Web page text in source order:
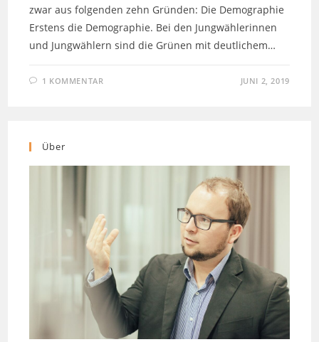
zwar aus folgenden zehn Gründen: Die Demographie
Erstens die Demographie. Bei den Jungwählerinnen
und Jungwählern sind die Grünen mit deutlichem…
1 KOMMENTAR JUNI 2, 2019
Über